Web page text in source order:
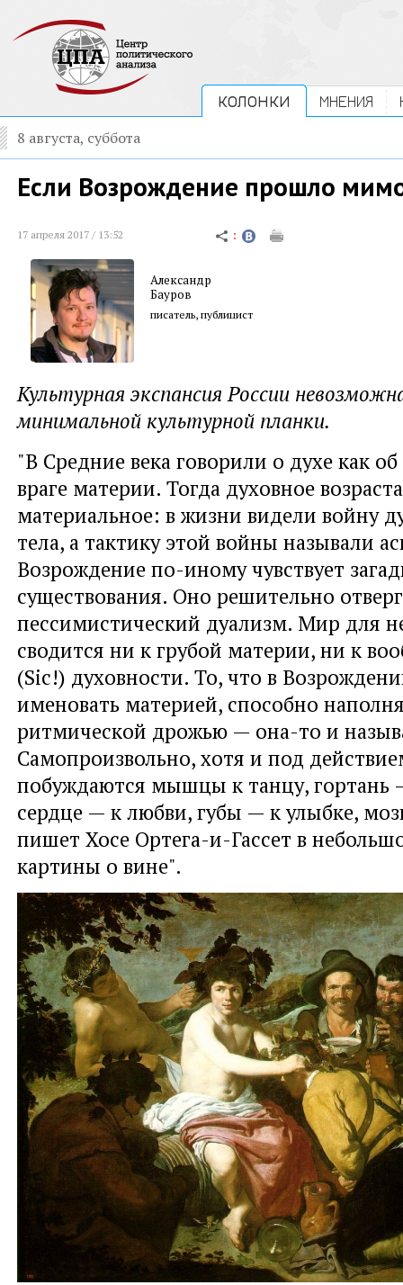
КОЛОНКИ МНЕНИЯ
8 августа, суббота
Если Возрождение прошло
17 апреля 2017 / 13:52
Александр
Бауров
писатель, публицист
Культурная экспансия России
минимальной культурной планки.
"В Средние века говорили о духе как
враге материи. Тогда духовное
материальное: в жизни видели войну
тела, а тактику этой войны называли
Возрождение по-иному чувствует
существования. Оно решительно
пессимистический дуализм. Мир для
сводится ни к грубой материи, ни к
(Sic!) духовности. То, что в
именовать материей, способно
ритмической дрожью — она-то и
Самопроизвольно, хотя и под
побуждаются мышцы к танцу, гортань
сердце — к любви, губы — к улыбке,
пишет Хосе Ортега-и-Гассет в
картины о вине".